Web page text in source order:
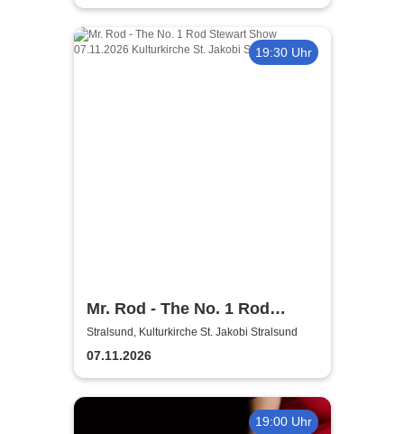
19:30 Uhr
Mr. Rod - The No. 1 Rod
Stewart Show
Stralsund, Kulturkirche St. Jakobi Stralsund
07.11.2026
19:00 Uhr